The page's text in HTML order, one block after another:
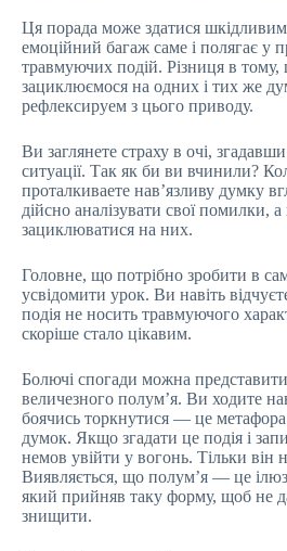
Ця порада може здатися
емоційний багаж саме і полягає у
травмуючих подій. Різниця в
зациклюємося на одних і тих же
рефлексируем з цього приводу.
Ви заглянете страху в очі, згадавши
ситуації. Так як би ви вчинили?
проталкиваете нав’язливу думку
дійсно аналізувати свої помилки, а
зациклюватися на них.
Головне, що потрібно зробити в
усвідомити урок. Ви навіть
подія не носить травмуючого
скоріше стало цікавим.
Болючі спогади можна представити
величезного полум’я. Ви ходите
боячись торкнутися — це метафора
думок. Якщо згадати це подія і
немов увійти у вогонь. Тільки він
Виявляється, що полум’я — це
який прийняв таку форму, щоб не
знищити.